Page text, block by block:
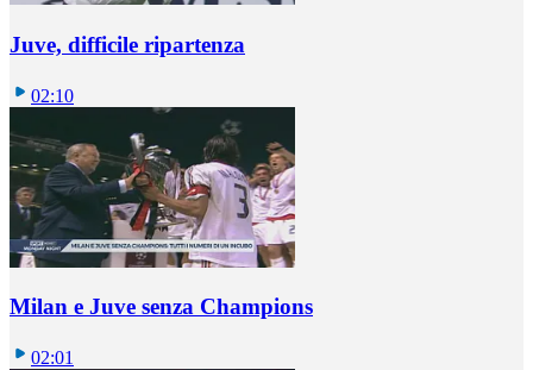
Juve, difficile ripartenza
02:10
Milan e Juve senza Champions
02:01